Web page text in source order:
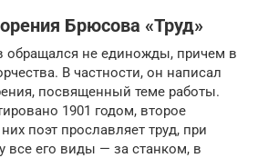
Брюсова «Труд»
обращался не единожды, причем в
В частности, он написал
посвященный теме работы.
1901 годом, второе
поэт прославляет труд, при
все его виды — за станком, в